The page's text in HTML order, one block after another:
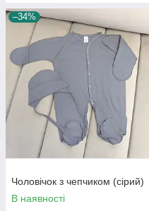
–34%
Чоловічок з чепчиком (сірий)
В наявності